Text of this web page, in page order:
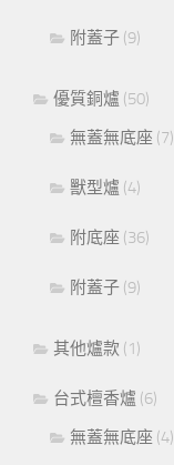
附蓋子 (9)
優質銅爐 (50)
無蓋無底座 (7)
獸型爐 (4)
附底座 (36)
附蓋子 (9)
其他爐款 (1)
台式檀香爐 (6)
無蓋無底座 (4)